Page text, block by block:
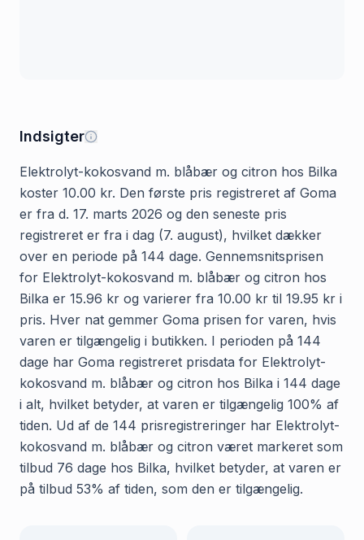
Indsigter
Elektrolyt-kokosvand m. blåbær og citron hos Bilka
koster 10.00 kr. Den første pris registreret af Goma
er fra d. 17. marts 2026 og den seneste pris
registreret er fra i dag (7. august), hvilket dækker
over en periode på 144 dage. Gennemsnitsprisen
for Elektrolyt-kokosvand m. blåbær og citron hos
Bilka er 15.96 kr og varierer fra 10.00 kr til 19.95 kr i
pris. Hver nat gemmer Goma prisen for varen, hvis
varen er tilgængelig i butikken. I perioden på 144
dage har Goma registreret prisdata for Elektrolyt-
kokosvand m. blåbær og citron hos Bilka i 144 dage
i alt, hvilket betyder, at varen er tilgængelig 100% af
tiden. Ud af de 144 prisregistreringer har Elektrolyt-
kokosvand m. blåbær og citron været markeret som
tilbud 76 dage hos Bilka, hvilket betyder, at varen er
på tilbud 53% af tiden, som den er tilgængelig.